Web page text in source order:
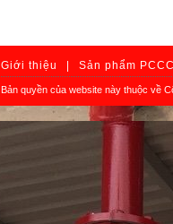
Giới thiệu Sản phẩm
Bản quyền của website này thuộc về